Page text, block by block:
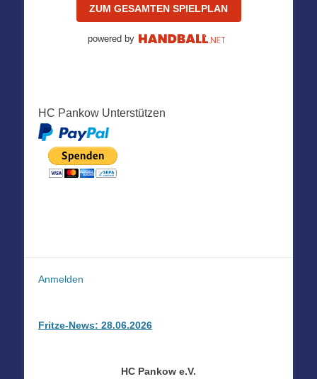
ZUM GESAMTEN SPIELPLAN
powered by
HC Pankow Unterstützen
Anmelden
Fritze-News: 28.06.2026
HC Pankow e.V.